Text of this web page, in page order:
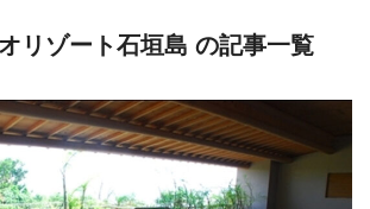
リゾート石垣島 の記事一覧